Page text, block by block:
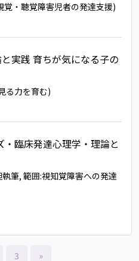
覚・聴覚障害児者の発達支援)
実践 育ちが気になる子の
る力を育む)
臨床発達心理学・理論と
執筆, 範囲:視知覚障害への発達
3 »